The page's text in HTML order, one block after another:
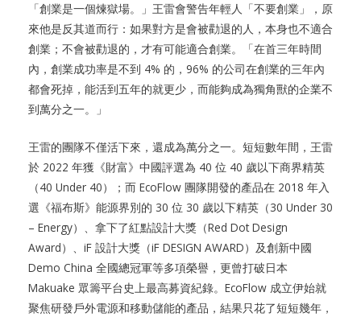
「創業是一個煉獄場。」王雷會警告年輕人「不要創業」，原
來他是反其道而行：如果對方是會被勸退的人，本身也不適合
創業；不會被勸退的，才有可能適合創業。「在首三年時間
內，創業成功率是不到 4% 的，96% 的公司在創業的三年內
都會死掉，能活到五年的就更少，而能夠成為獨角獸的企業不
到萬分之一。」
王雷的團隊不僅活下來，還成為萬分之一。短短數年間，王雷
於 2022 年獲《財富》中國評選為 40 位 40 歲以下商界精英
（40 Under 40）；而 EcoFlow 團隊開發的產品在 2018 年入
選《福布斯》能源界別的 30 位 30 歲以下精英（30 Under 30
– Energy）、拿下了紅點設計大獎（Red Dot Design
Award）、iF 設計大獎（iF DESIGN AWARD）及創新中國
Demo China 全國總冠軍等多項榮譽，更曾打破日本
Makuake 眾籌平台史上最高募資紀錄。EcoFlow 成立伊始就
聚焦研發戶外電源和移動儲能的產品，結果只花了短短幾年，